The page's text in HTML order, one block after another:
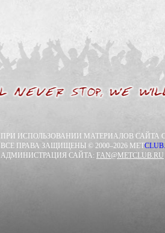
ПРИ ИСПОЛЬЗОВАНИИ МАТЕРИАЛОВ САЙТА
ВСЕ ПРАВА ЗАЩИЩЕНЫ © 2000–2026 METCLUB.
АДМИНИСТРАЦИЯ САЙТА: FAN@METCLUB.RU